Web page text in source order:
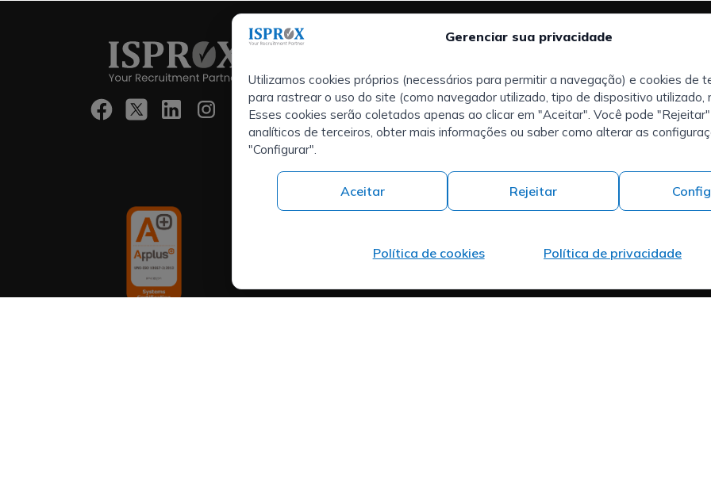
Gerenciar sua privacidade
Utilizamos cookies próprios (necessários para permitir a navegação) e cookies de
para rastrear o uso do site (como navegador utilizado, tipo de dispositivo utilizado,
Esses cookies serão coletados apenas ao clicar em "Aceitar". Você pode
analíticos de terceiros, obter mais informações ou saber como alterar as
"Configurar".
Aceitar Rejeitar
Política de cookies Política de privacidade
Services:
Empresas
Executive Search |
Seleção de
Executivos
Externalização de RH
interesse:
É talentoso e está à
procura de um novo
desafio?
Contacto
Trabalhar na ISPROX
+34 973 982 566
Carrer del Mas d'en
Tàrrega, Lleida